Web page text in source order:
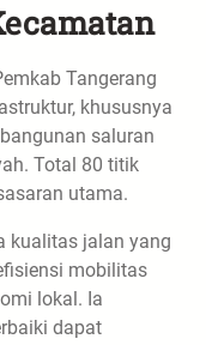
Tangerang
khususnya
saluran
Total 80 titik
utama.
kualitas jalan yang
mobilitas
lokal. Ia
dapat